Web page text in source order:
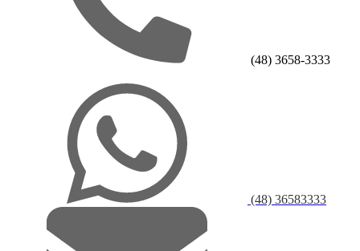
(48) 3658-3333
(48) 36583333